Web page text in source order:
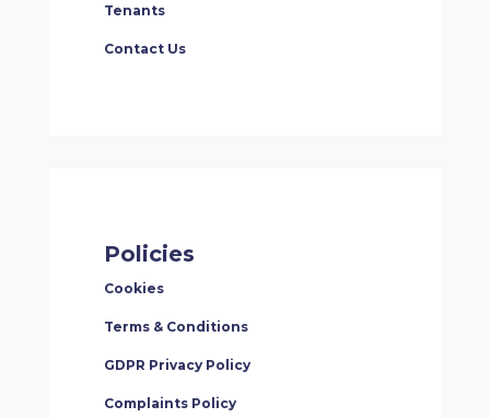
Tenants
Contact Us
Policies
Cookies
Terms & Conditions
GDPR Privacy Policy
Complaints Policy